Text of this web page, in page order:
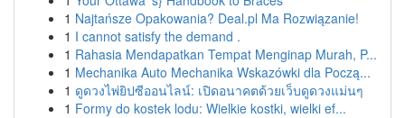
1 Najtańsze Opakowania? Deal.pl Ma Rozwiązanie!
1 I cannot satisfy the demand .
1 Rahasia Mendapatkan Tempat Menginap Murah, P...
1 Mechanika Auto Mechanika Wskazówki dla Począ...
1 ดูดวงไพ่ยิปซีออนไลน์: เปิดอนาคตด้วยเว็บดูดวงแม่นๆ
1 Formy do kostek lodu: Wielkie kostki, wielki ef...